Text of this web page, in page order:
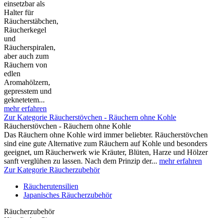
einsetzbar als
Halter für
Räucherstäbchen,
Räucherkegel
und
Räucherspiralen,
aber auch zum
Räuchern von
edlen
Aromahölzern,
gepresstem und
geknetetem...
mehr erfahren
Zur Kategorie Räucherstövchen - Räuchern ohne Kohle
Räucherstövchen - Räuchern ohne Kohle
Das Räuchern ohne Kohle wird immer beliebter. Räucherstövchen
sind eine gute Alternative zum Räuchern auf Kohle und besonders
geeignet, um Räucherwerk wie Kräuter, Blüten, Harze und Hölzer
sanft verglühen zu lassen. Nach dem Prinzip der... mehr erfahren
Zur Kategorie Räucherzubehör
Räucherutensilien
Japanisches Räucherzubehör
Räucherzubehör